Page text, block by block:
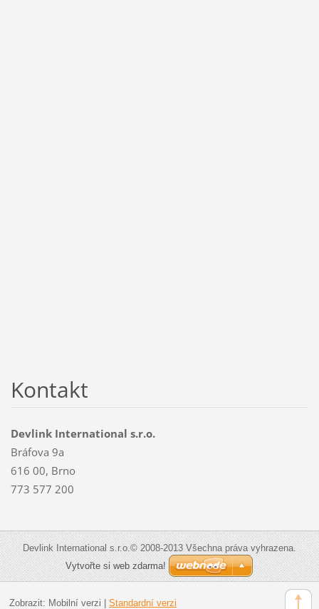
Kontakt
Devlink International s.r.o.
Bráfova 9a
616 00, Brno
773 577 200
Devlink International s.r.o.© 2008-2013 Všechna práva vyhrazena.
Vytvořte si web zdarma!
Zobrazit: Mobilní verzi Standardní verzi